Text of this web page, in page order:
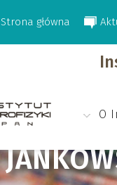
Strona główna
O
>Jankowski